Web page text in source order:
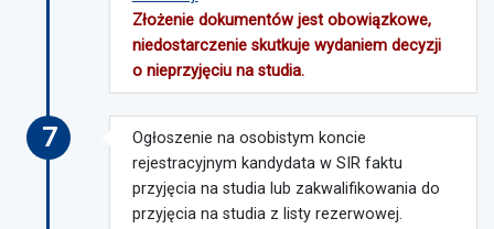
Złożenie dokumentów jest obowiązkowe,
niedostarczenie skutkuje wydaniem decyzji
o nieprzyjęciu na studia.
Ogłoszenie na osobistym koncie
rejestracyjnym kandydata w SIR faktu
przyjęcia na studia lub zakwalifikowania do
przyjęcia na studia z listy rezerwowej.
7